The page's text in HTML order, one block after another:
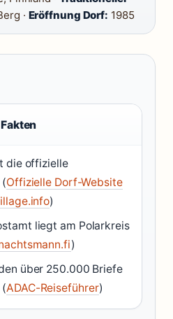
· Eröffnung Dorf: 1985
die offizielle
Offizielle Dorf-Website
)
liegt am Polarkreis
)
über 250.000 Briefe
(ADAC-Reiseführer)